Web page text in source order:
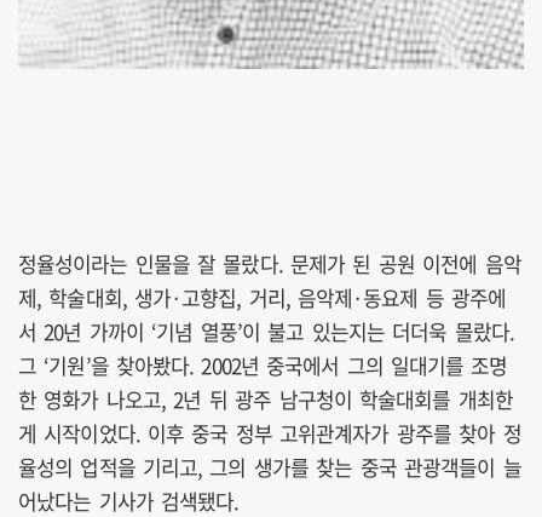
정율성이라는 인물을 잘 몰랐다. 문제가 된 공원 이전에 음악
제, 학술대회, 생가·고향집, 거리, 음악제·동요제 등 광주에
서 20년 가까이 ‘기념 열풍’이 불고 있는지는 더더욱 몰랐다.
그 ‘기원’을 찾아봤다. 2002년 중국에서 그의 일대기를 조명
한 영화가 나오고, 2년 뒤 광주 남구청이 학술대회를 개최한
게 시작이었다. 이후 중국 정부 고위관계자가 광주를 찾아 정
율성의 업적을 기리고, 그의 생가를 찾는 중국 관광객들이 늘
어났다는 기사가 검색됐다.